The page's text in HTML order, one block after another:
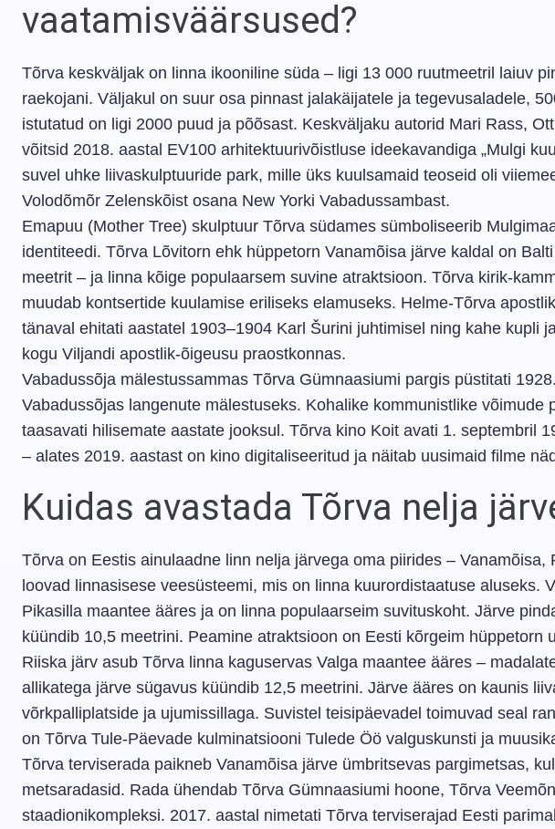
vaatamisväärsused?
Tõrva keskväljak on linna ikooniline süda – ligi 13 000 ruutmeetril laiuv
raekojani. Väljakul on suur osa pinnast jalakäijatele ja tegevusaladele,
istutatud on ligi 2000 puud ja põõsast. Keskväljaku autorid Mari Rass,
võitsid 2018. aastal EV100 arhitektuurivõistluse ideekavandiga „Mulgi
suvel uhke liivaskulptuuride park, mille üks kuulsamaid teoseid oli
Volodõmõr Zelenskõist osana New Yorki Vabadussambast.
Emapuu (Mother Tree) skulptuur Tõrva südames sümboliseerib
identiteedi. Tõrva Lõvitorn ehk hüppetorn Vanamõisa järve kaldal on
meetrit – ja linna kõige populaarsem suvine atraktsioon. Tõrva kirik-
muudab kontsertide kuulamise eriliseks elamuseks. Helme-Tõrva
tänaval ehitati aastatel 1903–1904 Karl Šurini juhtimisel ning kahe kupli
kogu Viljandi apostlik-õigeusu praostkonnas.
Vabadussõja mälestussammas Tõrva Gümnaasiumi pargis püstitati
Vabadussõjas langenute mälestuseks. Kohalike kommunistlike võimude
taasavati hilisemate aastate jooksul. Tõrva kino Koit avati 1. septembril
– alates 2019. aastast on kino digitaliseeritud ja näitab uusimaid filme
Kuidas avastada Tõrva nelja
Tõrva on Eestis ainulaadne linn nelja järvega oma piirides – Vanamõisa,
loovad linnasisese veesüsteemi, mis on linna kuurordistaatuse aluseks.
Pikasilla maantee ääres ja on linna populaarseim suvituskoht. Järve
küündib 10,5 meetrini. Peamine atraktsioon on Eesti kõrgeim hüppetorn
Riiska järv asub Tõrva linna kaguservas Valga maantee ääres –
allikatega järve sügavus küündib 12,5 meetrini. Järve ääres on kaunis
võrkpalliplatside ja ujumissillaga. Suvistel teisipäevadel toimuvad seal
on Tõrva Tule-Päevade kulminatsiooni Tulede Öö valguskunsti ja
Tõrva terviserada paikneb Vanamõisa järve ümbritsevas pargimetsas,
metsaradasid. Rada ühendab Tõrva Gümnaasiumi hoone, Tõrva
staadionikompleksi. 2017. aastal nimetati Tõrva tervise­rajad Eesti